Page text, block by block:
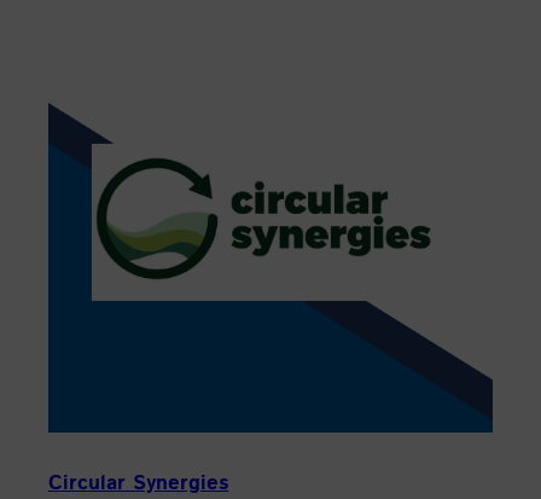
Circular Synergies